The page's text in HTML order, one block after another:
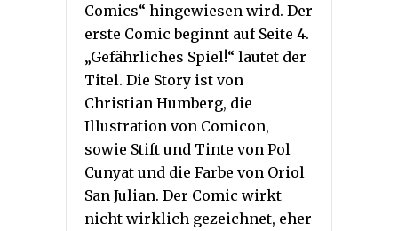
Comics“ hingewiesen wird. Der
erste Comic beginnt auf Seite 4.
„Gefährliches Spiel!“ lautet der
Titel. Die Story ist von
Christian Humberg, die
Illustration von Comicon,
sowie Stift und Tinte von Pol
Cunyat und die Farbe von Oriol
San Julian. Der Comic wirkt
nicht wirklich gezeichnet, eher